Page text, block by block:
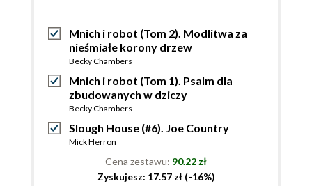
Mnich i robot (Tom 2). Modlitwa za
nieśmiałe korony drzew
Becky Chambers
Mnich i robot (Tom 1). Psalm dla
zbudowanych w dziczy
Becky Chambers
Slough House (#6). Joe Country
Mick Herron
Cena zestawu: 90.22 zł
Zyskujesz: 17.57 zł (-16%)